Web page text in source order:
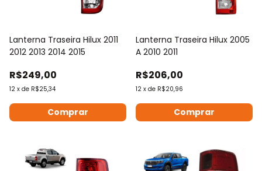
Lanterna Traseira Hilux 2011
2012 2013 2014 2015
R$249,00
12 x de R$25,34
Comprar
Lanterna Traseira Hilux 2005
A 2010 2011
R$206,00
12 x de R$20,96
Comprar